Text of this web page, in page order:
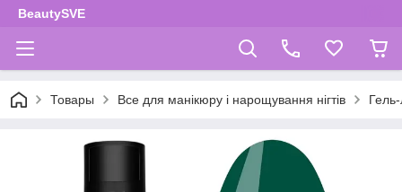
BeautySVE
Товары Все для манікюру і нарощування нігтів